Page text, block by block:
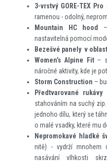
3-vrstvý GORE-TEX
ramenou - odolný,
Mountain HC hood
nastavitelná pomocí
Bezešvé panely v
Women’s Alpine Fit–
náročné aktivity, kde je
Storm Construction –
Předtvarované rukávy
stahováním na suchý
jednoho dílu, který se
o malé vsadky, které mu
Nepromokavé hladké
nitě) - vydrží mnohem
nasávání vlhkosti